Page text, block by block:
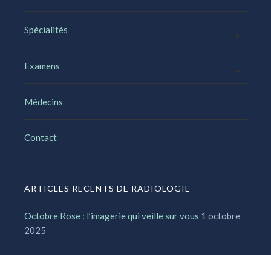
Spécialités
Examens
Médecins
Contact
ARTICLES RECENTS DE RADIOLOGIE
Octobre Rose : l’imagerie qui veille sur vous 1 octobre
2025